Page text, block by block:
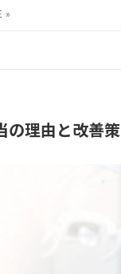
の理由と改善策